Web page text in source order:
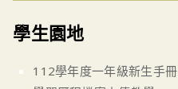
學生園地
112學年度一年級新生手冊